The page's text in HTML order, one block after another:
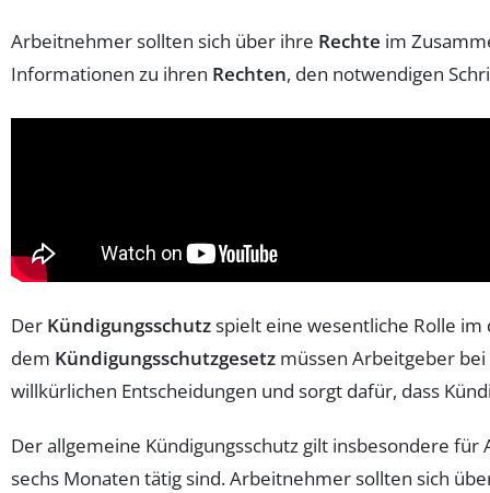
Arbeitnehmer sollten sich über ihre Rechte im
Informationen zu ihren Rechten, den notwendigen
Der Kündigungsschutzspielt eine wesentliche Rolle
dem Kündigungsschutzgesetz müssen Arbeitgeber
willkürlichen Entscheidungen und sorgt dafür, dass
Der allgemeine Kündigungsschutz gilt insbesondere
sechs Monaten tätig sind. Arbeitnehmer sollten sich